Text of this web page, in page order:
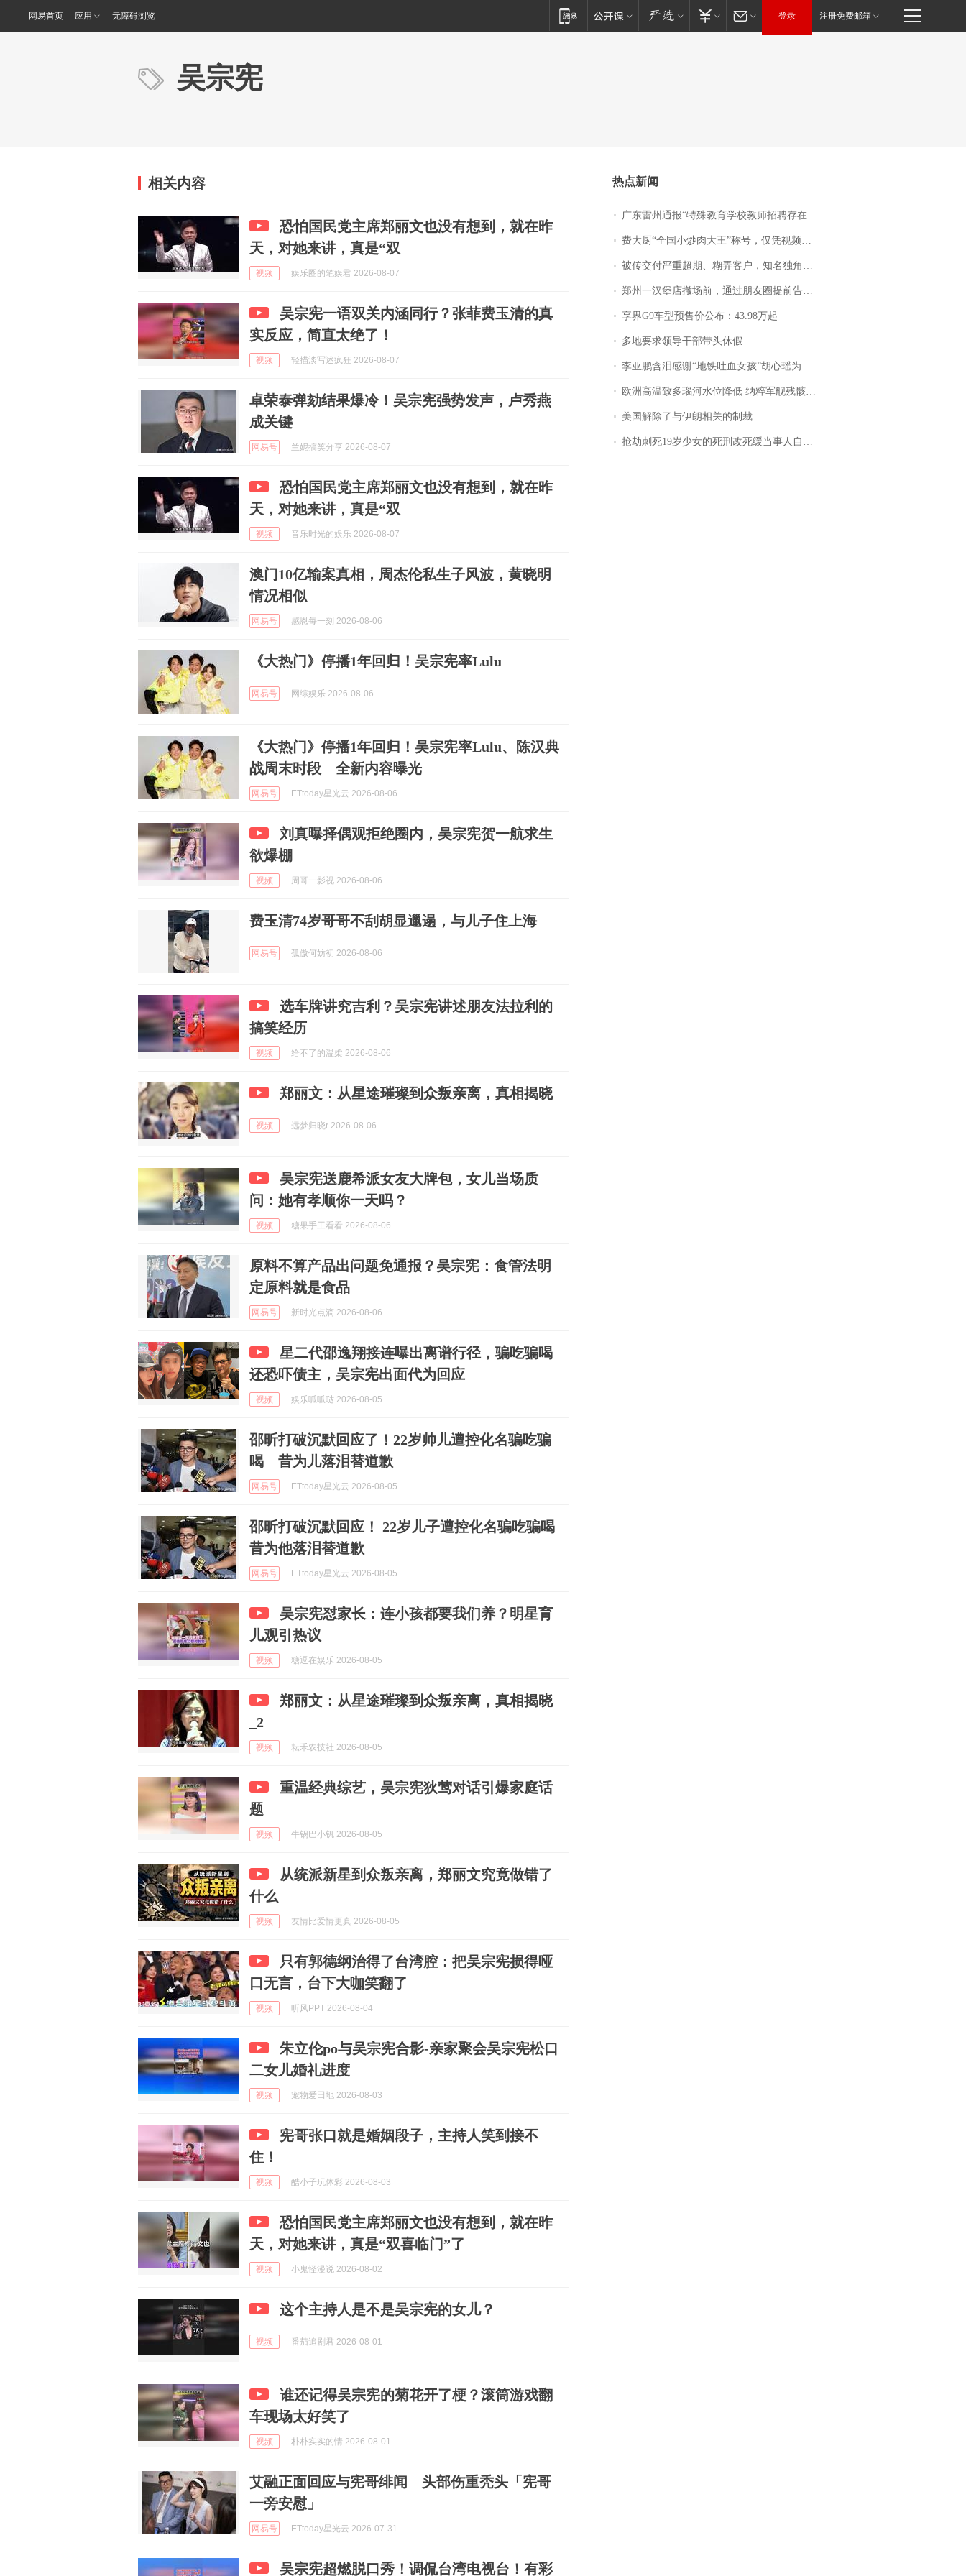
网易首页 应用 无障碍浏览 登录 注册免费邮箱
吴宗宪
相关内容
恐怕国民党主席郑丽文也没有想到，就在昨
天，对她来讲，真是“双
视频 娱乐圈的笔娱君 2026-08-07
吴宗宪一语双关内涵同行？张菲费玉清的真
实反应，简直太绝了！
视频 轻描淡写述疯狂 2026-08-07
卓荣泰弹劾结果爆冷！吴宗宪强势发声，卢秀燕
成关键
网易号 兰妮搞笑分享 2026-08-07
恐怕国民党主席郑丽文也没有想到，就在昨
天，对她来讲，真是“双
视频 音乐时光的娱乐 2026-08-07
澳门10亿输案真相，周杰伦私生子风波，黄晓明
情况相似
网易号 感恩每一刻 2026-08-06
《大热门》停播1年回归！吴宗宪率Lulu
网易号 网综娱乐 2026-08-06
《大热门》停播1年回归！吴宗宪率Lulu、陈汉典
战周末时段 全新内容曝光
网易号 ETtoday星光云 2026-08-06
刘真曝择偶观拒绝圈内，吴宗宪贺一航求生
欲爆棚
视频 周哥一影视 2026-08-06
费玉清74岁哥哥不刮胡显邋遢，与儿子住上海
网易号 孤傲何妨初 2026-08-06
选车牌讲究吉利？吴宗宪讲述朋友法拉利的
搞笑经历
视频 给不了的温柔 2026-08-06
郑丽文：从星途璀璨到众叛亲离，真相揭晓
视频 远梦归晓r 2026-08-06
吴宗宪送鹿希派女友大牌包，女儿当场质
问：她有孝顺你一天吗？
视频 糖果手工看看 2026-08-06
原料不算产品出问题免通报？吴宗宪：食管法明
定原料就是食品
网易号 新时光点滴 2026-08-06
星二代邵逸翔接连曝出离谱行径，骗吃骗喝
还恐吓债主，吴宗宪出面代为回应
视频 娱乐呱呱哒 2026-08-05
邵昕打破沉默回应了！22岁帅儿遭控化名骗吃骗
喝 昔为儿落泪替道歉
网易号 ETtoday星光云 2026-08-05
邵昕打破沉默回应！ 22岁儿子遭控化名骗吃骗喝
昔为他落泪替道歉
网易号 ETtoday星光云 2026-08-05
吴宗宪怼家长：连小孩都要我们养？明星育
儿观引热议
视频 糖逗在娱乐 2026-08-05
郑丽文：从星途璀璨到众叛亲离，真相揭晓
_2
视频 耘禾农技社 2026-08-05
重温经典综艺，吴宗宪狄莺对话引爆家庭话
题
视频 牛锅巴小钒 2026-08-05
从统派新星到众叛亲离，郑丽文究竟做错了
什么
视频 友情比爱情更真 2026-08-05
只有郭德纲治得了台湾腔：把吴宗宪损得哑
口无言，台下大咖笑翻了
视频 听风PPT 2026-08-04
朱立伦po与吴宗宪合影-亲家聚会吴宗宪松口
二女儿婚礼进度
视频 宠物爱田地 2026-08-03
宪哥张口就是婚姻段子，主持人笑到接不
住！
视频 酷小子玩体彩 2026-08-03
恐怕国民党主席郑丽文也没有想到，就在昨
天，对她来讲，真是“双喜临门”了
视频 小鬼怪漫说 2026-08-02
这个主持人是不是吴宗宪的女儿？
视频 番茄追剧君 2026-08-01
谁还记得吴宗宪的菊花开了梗？滚筒游戏翻
车现场太好笑了
视频 朴朴实实的情 2026-08-01
艾融正面回应与宪哥绯闻 头部伤重秃头「宪哥
一旁安慰」
网易号 ETtoday星光云 2026-07-31
吴宗宪超燃脱口秀！调侃台湾电视台！有彩
热点新闻
广东雷州通报“特殊教育学校教师招聘存在违规行为”：已启动问责程序 副校长被停职
费大厨“全国小炒肉大王”称号，仅凭视频评出？中国烹饪协会回应
被传交付严重超期、糊弄客户，知名独角兽车企创始人回应：都没证据，将依法采取措施，“本人长期与美国交管局保持沟通，对方表示肯定”
郑州一汉堡店撤场前，通过朋友圈提前告知逐一退费，有顾客仅剩1元也全被退回，分文不少；顾客：言而有信，让人感动
享界G9车型预售价公布：43.98万起
多地要求领导干部带头休假
李亚鹏含泪感谢“地铁吐血女孩”胡心瑶为嫣然天使捐99999元：这份捐赠太沉重，尊重其捐赠意愿，个人向胡心瑶和她的病友之家各捐赠99999元
欧洲高温致多瑙河水位降低 纳粹军舰残骸重见天日
美国解除了与伊朗相关的制裁
抢劫刺死19岁少女的死刑改死缓当事人自述：出狱11年间始终刻意躲避被害人家属